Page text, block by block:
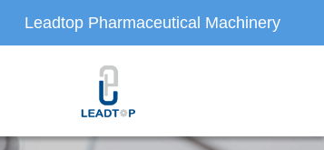
Leadtop Pharmaceutical Machinery